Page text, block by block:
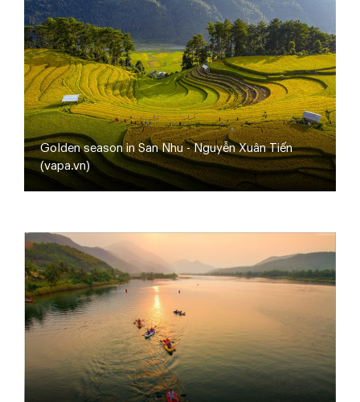
Golden season in San Nhu - Nguyễn Xuân Tiến
(vapa.vn)